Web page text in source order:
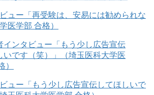
ュー「再受験は、安易には勧められな
医学部 合格）
ュー「もう少し広告宣伝してほしいで